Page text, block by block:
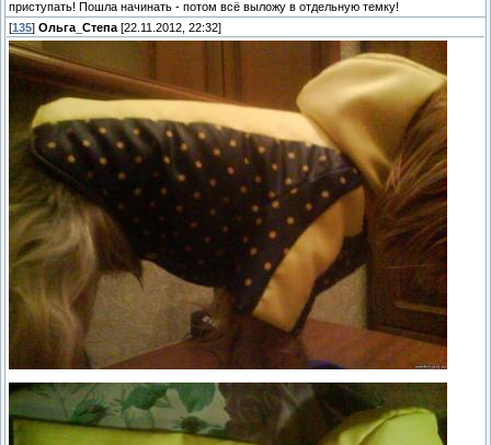
приступать! Пошла начинать - потом всё выложу в отдельную темку!
[135] Ольга_Степа [22.11.2012, 22:32]